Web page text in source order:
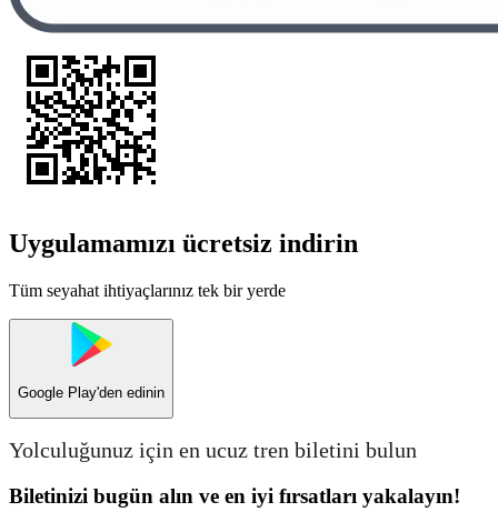
Uygulamamızı ücretsiz indirin
Tüm seyahat ihtiyaçlarınız tek bir yerde
Google Play'den edinin
Yolculuğunuz için en ucuz tren biletini bulun
Biletinizi bugün alın ve en iyi fırsatları yakalayın!